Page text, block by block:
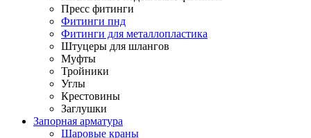
Пресс фитинги
Фитинги пнд
Фитинги для металлопластика
Штуцеры для шлангов
Муфты
Тройники
Углы
Крестовины
Заглушки
Запорная арматура
Шаровые краны